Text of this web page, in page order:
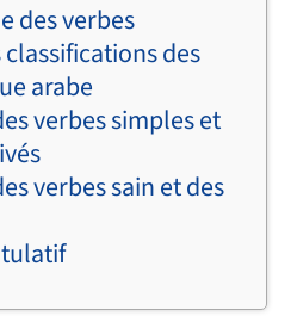
des verbes
des
arabe
verbes simples et
verbes sain et des